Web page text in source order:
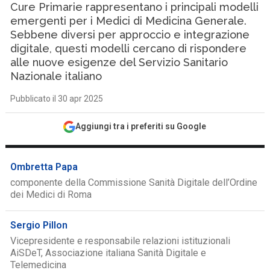
Cure Primarie rappresentano i principali modelli
emergenti per i Medici di Medicina Generale.
Sebbene diversi per approccio e integrazione
digitale, questi modelli cercano di rispondere
alle nuove esigenze del Servizio Sanitario
Nazionale italiano
Pubblicato il 30 apr 2025
Aggiungi tra i preferiti su Google
Ombretta Papa
componente della Commissione Sanità Digitale dell’Ordine
dei Medici di Roma
Sergio Pillon
Vicepresidente e responsabile relazioni istituzionali
AiSDeT, Associazione italiana Sanità Digitale e
Telemedicina